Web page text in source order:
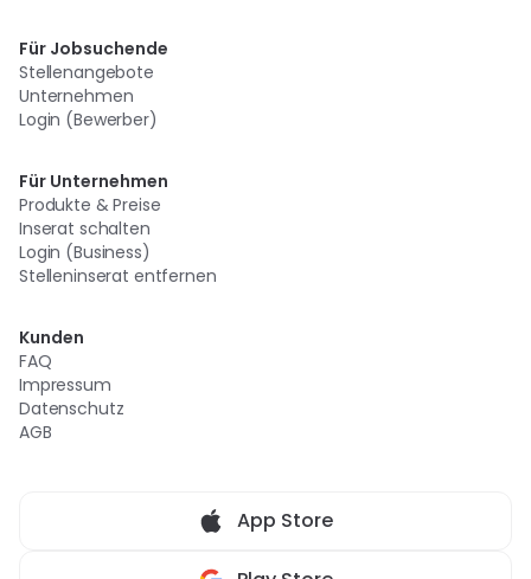
Für Jobsuchende
Stellenangebote
Unternehmen
Login (Bewerber)
Für Unternehmen
Produkte & Preise
Inserat schalten
Login (Business)
Stelleninserat entfernen
Kunden
FAQ
Impressum
Datenschutz
AGB
App Store